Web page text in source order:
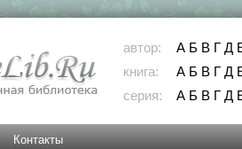
автор: А Б В Г Д
книга:
А Б В Г Д
серия:
А Б В Г Д
Контакты